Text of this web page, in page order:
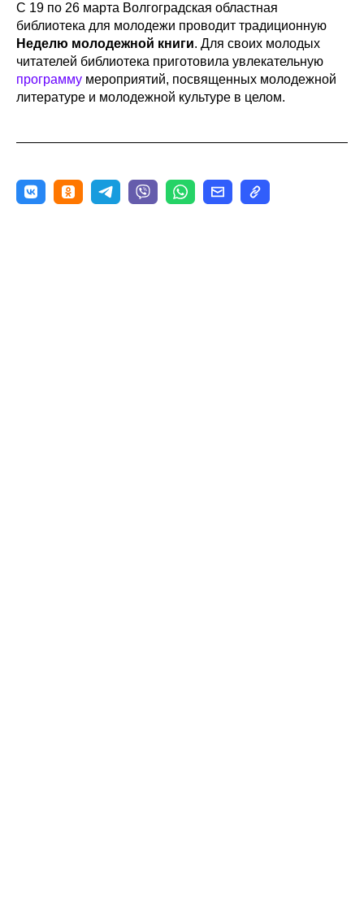
С 19 по 26 марта Волгоградская областная
библиотека для молодежи проводит традиционную
Неделю молодежной книги. Для своих молодых
читателей библиотека приготовила увлекательную
программу мероприятий, посвященных молодежной
литературе и молодежной культуре в целом.